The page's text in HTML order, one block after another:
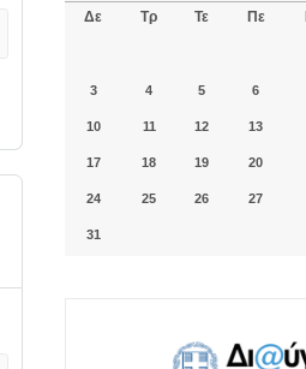
Δε Τρ Τε Πε
3 4 5 6
10 11 12 13
17 18 19 20
24 25 26 27
31